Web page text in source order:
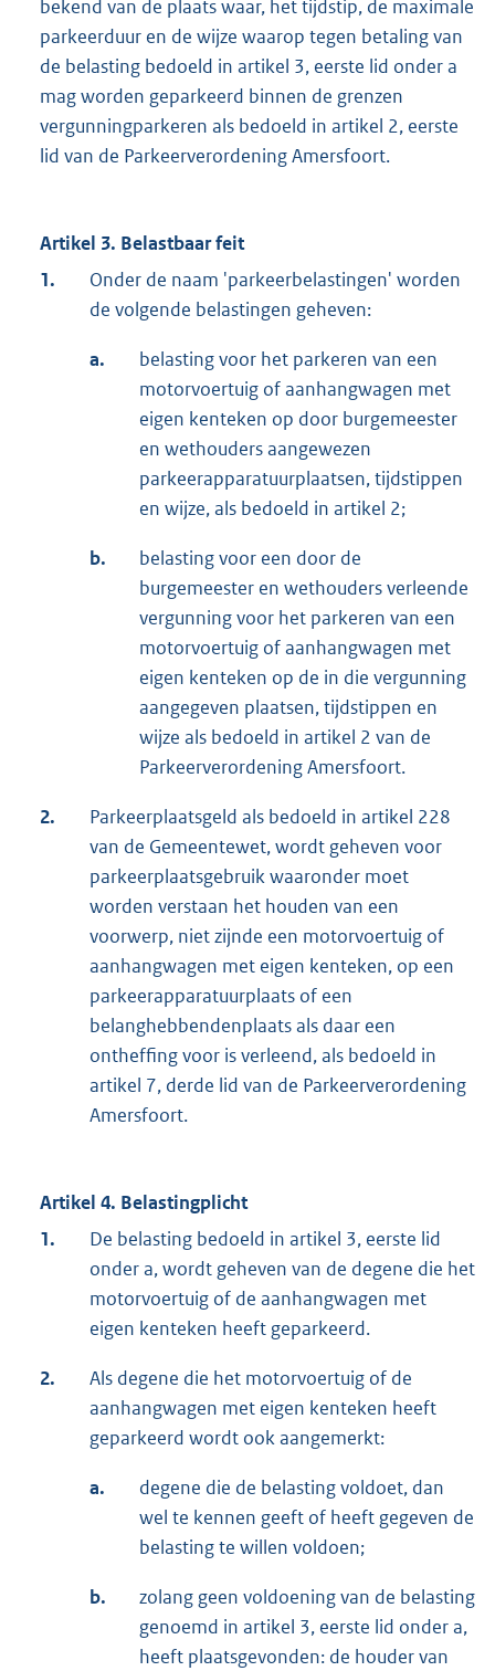
bekend van de plaats waar, het tijdstip, de maximale
parkeerduur en de wijze waarop tegen betaling van
de belasting bedoeld in artikel 3, eerste lid onder a
mag worden geparkeerd binnen de grenzen
vergunningparkeren als bedoeld in artikel 2, eerste
lid van de Parkeerverordening Amersfoort.
Artikel 3. Belastbaar feit
1.
Onder de naam 'parkeerbelastingen' worden
de volgende belastingen geheven:
a.
belasting voor het parkeren van een
motorvoertuig of aanhangwagen met
eigen kenteken op door burgemeester
en wethouders aangewezen
parkeerapparatuurplaatsen, tijdstippen
en wijze, als bedoeld in artikel 2;
b.
belasting voor een door de
burgemeester en wethouders verleende
vergunning voor het parkeren van een
motorvoertuig of aanhangwagen met
eigen kenteken op de in die vergunning
aangegeven plaatsen, tijdstippen en
wijze als bedoeld in artikel 2 van de
Parkeerverordening Amersfoort.
2.
Parkeerplaatsgeld als bedoeld in artikel 228
van de Gemeentewet, wordt geheven voor
parkeerplaatsgebruik waaronder moet
worden verstaan het houden van een
voorwerp, niet zijnde een motorvoertuig of
aanhangwagen met eigen kenteken, op een
parkeerapparatuurplaats of een
belanghebbendenplaats als daar een
ontheffing voor is verleend, als bedoeld in
artikel 7, derde lid van de Parkeerverordening
Amersfoort.
Artikel 4. Belastingplicht
1.
De belasting bedoeld in artikel 3, eerste lid
onder a, wordt geheven van de degene die het
motorvoertuig of de aanhangwagen met
eigen kenteken heeft geparkeerd.
2.
Als degene die het motorvoertuig of de
aanhangwagen met eigen kenteken heeft
geparkeerd wordt ook aangemerkt:
a.
degene die de belasting voldoet, dan
wel te kennen geeft of heeft gegeven de
belasting te willen voldoen;
b.
zolang geen voldoening van de belasting
genoemd in artikel 3, eerste lid onder a,
heeft plaatsgevonden: de houder van